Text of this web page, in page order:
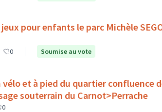
pour enfants le parc Michèle
0 Soumise au vote
et à pied du quartier confluence
souterrain du Carnot>Perrache
0